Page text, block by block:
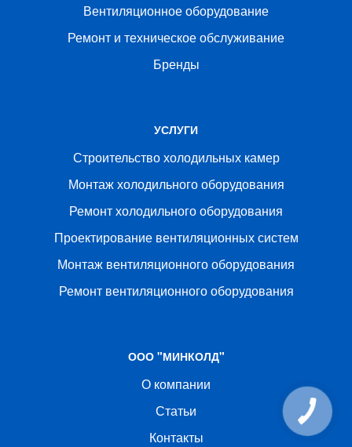
Вентиляционное оборудование
Ремонт и техническое обслуживание
Бренды
УСЛУГИ
Строительство холодильных камер
Монтаж холодильного оборудования
Ремонт холодильного оборудования
Проектирование вентиляционных систем
Монтаж вентиляционного оборудования
Ремонт вентиляционного оборудования
ООО "МИНКОЛД"
О компании
Статьи
Контакты